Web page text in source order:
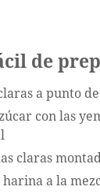
de
a punto
con las
claras
a la